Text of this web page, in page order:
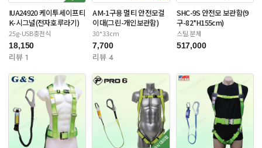
IUA24920 케이투세이프티
K-시그널(전자호루라기)
25g-USB충전식
18,150
리뷰 1
AM-1구용 멀티 안전모걸
이대(그린-개인보관함)
30*33cm
7,700
리뷰 4
SHC-9S 안전모 보관함(9
구-82*H155cm)
스틸.분체
517,000